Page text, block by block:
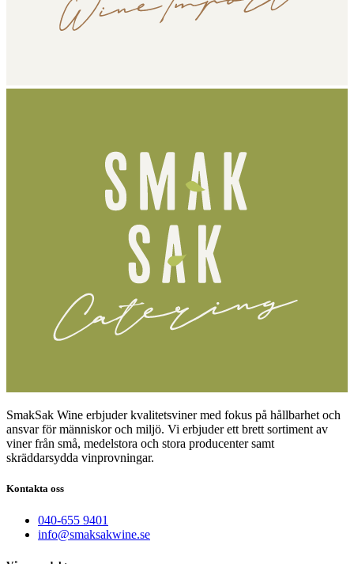
SmakSak Wine erbjuder kvalitetsviner med fokus på hållbarhet och
ansvar för människor och miljö. Vi erbjuder ett brett sortiment av
viner från små, medelstora och stora producenter samt
skräddarsydda vinprovningar.
Kontakta oss
040-655 9401
info@smaksakwine.se